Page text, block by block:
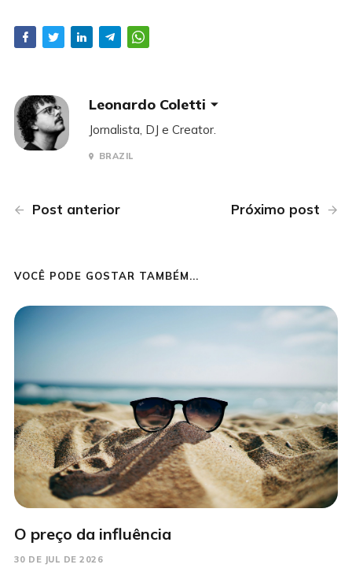
Leonardo Coletti
Jornalista, DJ e Creator.
BRAZIL
Post anterior Próximo post
VOCÊ PODE GOSTAR TAMBÉM...
O preço da influência
30 DE JUL DE 2026